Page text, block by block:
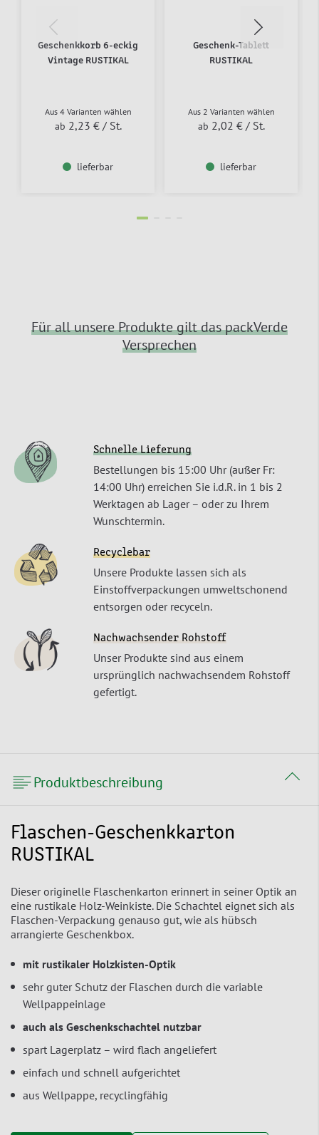
Geschenkkorb 6-eckig
Vintage RUSTIKAL
Aus 4 Varianten wählen
ab 2,23 € / St.
lieferbar
Geschenk-Tablett
RUSTIKAL
Aus 2 Varianten wählen
ab 2,02 € / St.
lieferbar
Für all unsere Produkte gilt das packVerde
Versprechen
Schnelle Lieferung
Bestellungen bis 15:00 Uhr (außer Fr:
14:00 Uhr) erreichen Sie i.d.R. in 1 bis 2
Werktagen ab Lager – oder zu Ihrem
Wunschtermin.
Recyclebar
Unsere Produkte lassen sich als
Einstoffverpackungen umweltschonend
entsorgen oder recyceln.
Nachwachsender Rohstoff
Unser Produkte sind aus einem
ursprünglich nachwachsendem Rohstoff
gefertigt.
Produktbeschreibung
Flaschen-Geschenkkarton
RUSTIKAL
Dieser originelle Flaschenkarton erinnert in seiner Optik an
eine rustikale Holz-Weinkiste. Die Schachtel eignet sich als
Flaschen-Verpackung genauso gut, wie als hübsch
arrangierte Geschenkbox.
mit rustikaler Holzkisten-Optik
sehr guter Schutz der Flaschen durch die variable
Wellpappeinlage
auch als Geschenkschachtel nutzbar
spart Lagerplatz – wird flach angeliefert
einfach und schnell aufgerichtet
aus Wellpappe, recyclingfähig